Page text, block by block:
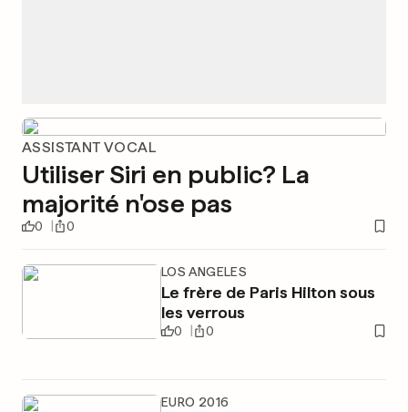
ASSISTANT VOCAL
Utiliser Siri en public? La
majorité n'ose pas
0 0
LOS ANGELES
Le frère de Paris Hilton sous
les verrous
0 0
EURO 2016